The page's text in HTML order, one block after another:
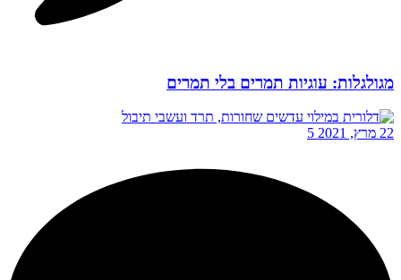
מגולגלות: עוגיות תמרים בלי תמרים
22 מרץ, 2021 5